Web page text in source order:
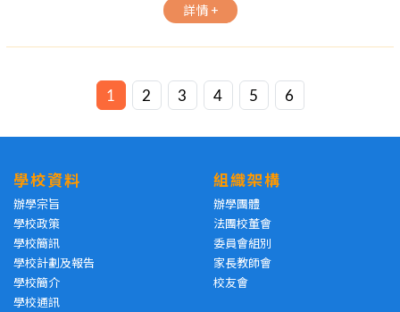
詳情 +
1 2 3 4 5 6
學校資料
辦學宗旨
學校政策
學校簡訊
學校計劃及報告
學校簡介
學校通訊
組織架構
辦學團體
法團校董會
委員會組別
家長教師會
校友會